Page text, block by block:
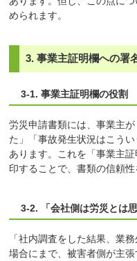
められます。
3. 事業主証明欄への署
3-1. 事業主証明欄の役割
労災申請書類には、事業主
た」「事故発生状況はこう
あります。これを「事業主
印することで、書類の信頼
3-2. 「会社側は労災とは
「社内調査をした結果、業
場合にまで、被害者側が主